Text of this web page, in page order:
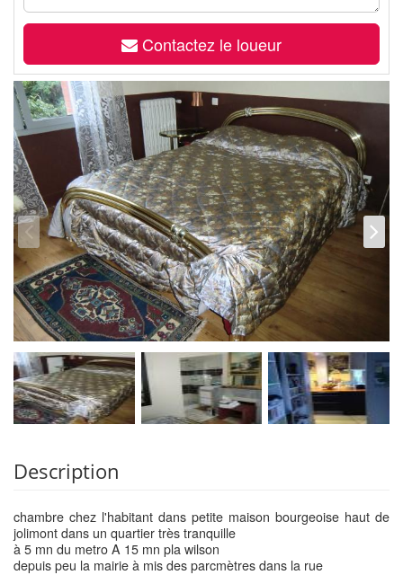
Contactez le loueur
Description
chambre chez l'habitant dans petite maison bourgeoise haut de
jolimont dans un quartier très tranquille
à 5 mn du metro A 15 mn pla wilson
depuis peu la mairie à mis des parcmètres dans la rue